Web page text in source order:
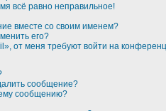
всё равно неправильное!
вместе со своим именем?
его?
от меня требуют войти на
сообщение?
сообщению?